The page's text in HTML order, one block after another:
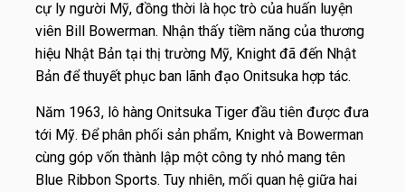
cự ly người Mỹ, đồng thời là học trò của huấn luyện
viên Bill Bowerman. Nhận thấy tiềm năng của thương
hiệu Nhật Bản tại thị trường Mỹ, Knight đã đến Nhật
Bản để thuyết phục ban lãnh đạo Onitsuka hợp tác.
Năm 1963, lô hàng Onitsuka Tiger đầu tiên được đưa
tới Mỹ. Để phân phối sản phẩm, Knight và Bowerman
cùng góp vốn thành lập một công ty nhỏ mang tên
Blue Ribbon Sports. Tuy nhiên, mối quan hệ giữa hai